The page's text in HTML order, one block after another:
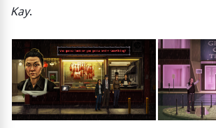
Kay.